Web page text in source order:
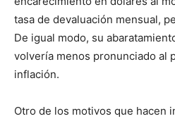
tasa de devaluación mensual,
De igual modo, su
volvería menos pronunciado al
inflación.
Otro de los motivos que hacen